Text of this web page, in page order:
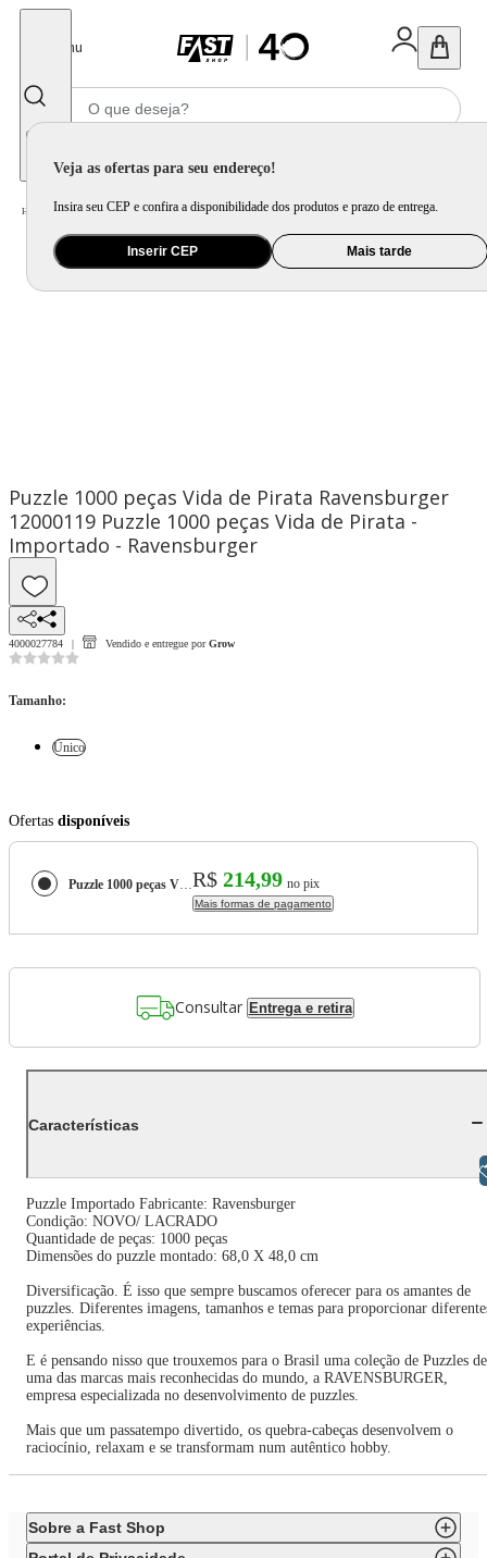
Menu
Veja as ofertas para seu endereço!
Insira seu CEP e confira a disponibilidade dos produtos e prazo de entrega.
Inserir CEP Mais tarde
Home Brinquedo e Colecionável / Jogo e Quebra-Cabeça
Puzzle 1000 peças Vida de Pirata Ravensburger
12000119 Puzzle 1000 peças Vida de Pirata -
Importado - Ravensburger
4000027784 Vendido e entregue por Grow
Tamanho:
Único
Ofertas disponíveis
Puzzle 1000 peças Vida de Pirata Ravensburger 12000119 Puzzle 1000 peças Vida de Pirata - Importado - RavensburgerR$ 214,99 no pix
Mais formas de pagamento
Consultar Entrega e retira
Características
Puzzle Importado Fabricante: Ravensburger
Condição: NOVO/ LACRADO
Quantidade de peças: 1000 peças
Dimensões do puzzle montado: 68,0 X 48,0 cm
Diversificação. É isso que sempre buscamos oferecer para os amantes de
puzzles. Diferentes imagens, tamanhos e temas para proporcionar
experiências.
E é pensando nisso que trouxemos para o Brasil uma coleção de Puzzles de
uma das marcas mais reconhecidas do mundo, a RAVENSBURGER,
empresa especializada no desenvolvimento de puzzles.
Mais que um passatempo divertido, os quebra-cabeças desenvolvem o
raciocínio, relaxam e se transformam num autêntico hobby.
Sobre a Fast Shop